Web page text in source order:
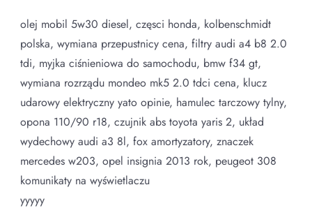
olej mobil 5w30 diesel, częsci honda, kolbenschmidt
polska, wymiana przepustnicy cena, filtry audi a4 b8 2.0
tdi, myjka ciśnieniowa do samochodu, bmw f34 gt,
wymiana rozrządu mondeo mk5 2.0 tdci cena, klucz
udarowy elektryczny yato opinie, hamulec tarczowy tylny,
opona 110/90 r18, czujnik abs toyota yaris 2, układ
wydechowy audi a3 8l, fox amortyzatory, znaczek
mercedes w203, opel insignia 2013 rok, peugeot 308
komunikaty na wyświetlaczu
yyyyy